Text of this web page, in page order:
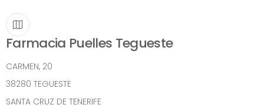
Farmacia Puelles Tegueste
CARMEN, 20
38280 TEGUESTE
SANTA CRUZ DE TENERIFE